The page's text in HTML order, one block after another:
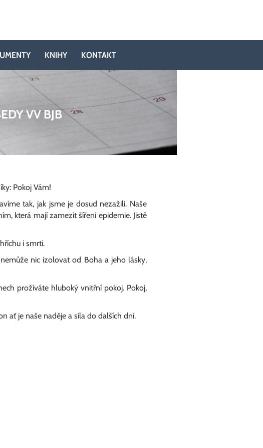
KNIHY KONTAKT
VV BJB
Pokoj Vám!
tak, jak jsme je dosud nezažili. Naše
která mají zamezit šíření epidemie. Jistě
i smrti.
nic izolovat od Boha a jeho lásky,
prožíváte hluboký vnitřní pokoj. Pokoj,
ať je naše naděje a síla do dalších dní.